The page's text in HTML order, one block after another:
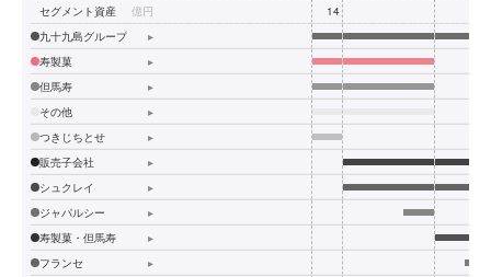
セグメント資産
億円
14
九十九島グループ
▸
寿製菓
▸
但馬寿
▸
その他
▸
つきじちとせ
▸
販売子会社
▸
シュクレイ
▸
ジャパルシー
▸
寿製菓・但馬寿
▸
フランセ
▸